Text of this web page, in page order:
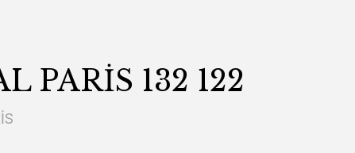
PARİS 132 122